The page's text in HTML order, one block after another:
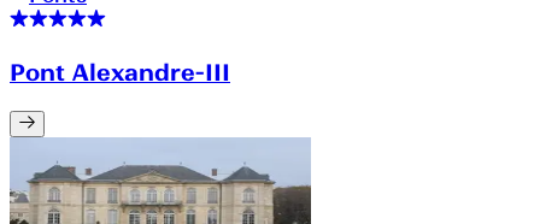
Pont Alexandre-III